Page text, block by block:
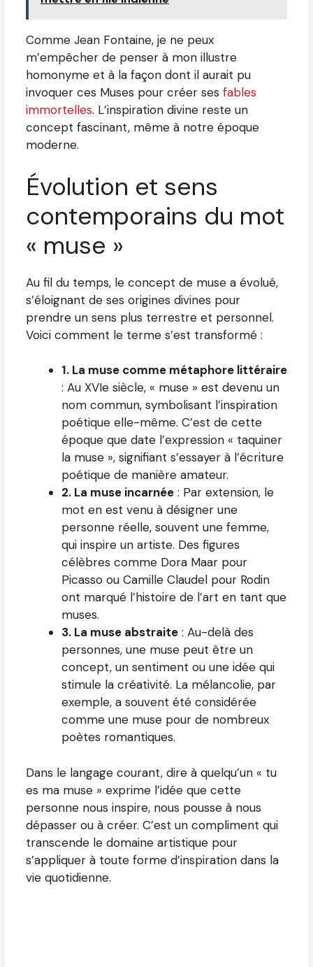
Comme Jean Fontaine, je ne peux
m’empêcher de penser à mon illustre
homonyme et à la façon dont il aurait pu
invoquer ces Muses pour créer ses fables
immortelles. L’inspiration divine reste un
concept fascinant, même à notre époque
moderne.
Évolution et sens
contemporains du mot
« muse »
Au fil du temps, le concept de muse a évolué,
s’éloignant de ses origines divines pour
prendre un sens plus terrestre et personnel.
Voici comment le terme s’est transformé :
1. La muse comme métaphore littéraire
: Au XVIe siècle, « muse » est devenu un
nom commun, symbolisant l’inspiration
poétique elle-même. C’est de cette
époque que date l’expression « taquiner
la muse », signifiant s’essayer à l’écriture
poétique de manière amateur.
2. La muse incarnée : Par extension, le
mot en est venu à désigner une
personne réelle, souvent une femme,
qui inspire un artiste. Des figures
célèbres comme Dora Maar pour
Picasso ou Camille Claudel pour Rodin
ont marqué l’histoire de l’art en tant que
muses.
3. La muse abstraite : Au-delà des
personnes, une muse peut être un
concept, un sentiment ou une idée qui
stimule la créativité. La mélancolie, par
exemple, a souvent été considérée
comme une muse pour de nombreux
poètes romantiques.
Dans le langage courant, dire à quelqu’un « tu
es ma muse » exprime l’idée que cette
personne nous inspire, nous pousse à nous
dépasser ou à créer. C’est un compliment qui
transcende le domaine artistique pour
s’appliquer à toute forme d’inspiration dans la
vie quotidienne.